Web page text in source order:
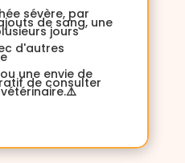
sévère, par
de sang, une
jours
d'autres
une envie de
de consulter
⚠️